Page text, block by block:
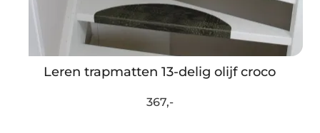
Leren trapmatten 13-delig olijf croco
367,-